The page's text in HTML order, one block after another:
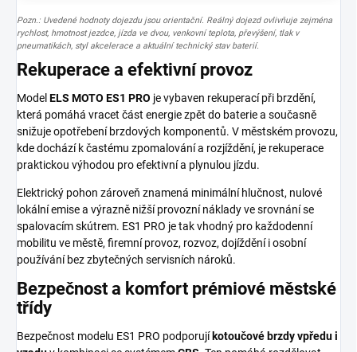
Pozn.: Uvedené hodnoty dojezdu jsou orientační. Reálný dojezd ovlivňuje zejména
rychlost, hmotnost jezdce, jízda ve dvou, venkovní teplota, převýšení, tlak v
pneumatikách, styl akcelerace a aktuální technický stav baterií.
Rekuperace a efektivní provoz
Model ELS MOTO ES1 PRO je vybaven rekuperací při brzdění,
která pomáhá vracet část energie zpět do baterie a současně
snižuje opotřebení brzdových komponentů. V městském provozu,
kde dochází k častému zpomalování a rozjíždění, je rekuperace
praktickou výhodou pro efektivní a plynulou jízdu.
Elektrický pohon zároveň znamená minimální hlučnost, nulové
lokální emise a výrazně nižší provozní náklady ve srovnání se
spalovacím skútrem. ES1 PRO je tak vhodný pro každodenní
mobilitu ve městě, firemní provoz, rozvoz, dojíždění i osobní
používání bez zbytečných servisních nároků.
Bezpečnost a komfort prémiové městské
třídy
Bezpečnost modelu ES1 PRO podporují kotoučové brzdy vpředu i